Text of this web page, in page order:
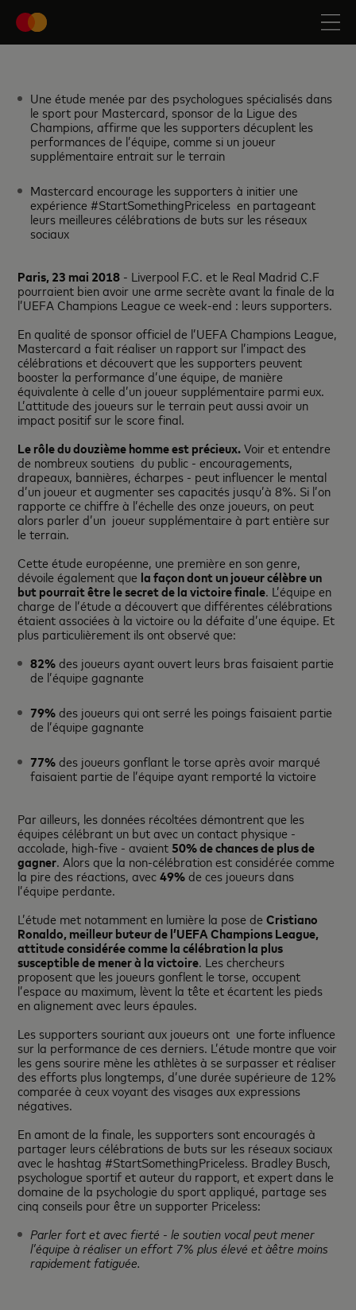
Une étude menée par des psychologues spécialisés dans
le sport pour Mastercard, sponsor de la Ligue des
Champions, affirme que les supporters décuplent les
performances de l’équipe, comme si un joueur
supplémentaire entrait sur le terrain
Mastercard encourage les supporters à initier une
expérience #StartSomethingPriceless en partageant
leurs meilleures célébrations de buts sur les réseaux
sociaux
Paris, 23 mai 2018 - Liverpool F.C. et le Real Madrid C.F
pourraient bien avoir une arme secrète avant la finale de la
l’UEFA Champions League ce week-end : leurs supporters.
En qualité de sponsor officiel de l’UEFA Champions League,
Mastercard a fait réaliser un rapport sur l’impact des
célébrations et découvert que les supporters peuvent
booster la performance d’une équipe, de manière
équivalente à celle d’un joueur supplémentaire parmi eux.
L’attitude des joueurs sur le terrain peut aussi avoir un
impact positif sur le score final.
Le rôle du douzième homme est précieux.Voir et entendre
de nombreux soutiens du public - encouragements,
drapeaux, bannières, écharpes - peut influencer le mental
d’un joueur et augmenter ses capacités jusqu’à 8%. Si l’on
rapporte ce chiffre à l’échelle des onze joueurs, on peut
alors parler d’un joueur supplémentaire à part entière sur
le terrain.
Cette étude européenne, une première en son genre,
dévoile également que la façon dont un joueur célèbre un
but pourrait être le secret de la victoire finale. L’équipe en
charge de l’étude a découvert que différentes célébrations
étaient associées à la victoire ou la défaite d’une équipe. Et
plus particulièrement ils ont observé que:
82%des joueurs ayant ouvert leurs bras faisaient partie
de l’équipe gagnante
79%des joueurs qui ont serré les poings faisaient partie
de l’équipe gagnante
77%des joueurs gonflant le torse après avoir marqué
faisaient partie de l’équipe ayant remporté la victoire
Par ailleurs, les données récoltées démontrent que les
équipes célébrant un but avec un contact physique -
accolade, high-five - avaient 50% de chances de plus de
gagner. Alors que la non-célébration est considérée comme
la pire des réactions, avec49%de ces joueurs dans
l’équipe perdante.
L’étude met notamment en lumière la pose deCristiano
Ronaldo, meilleur buteur de l’UEFA Champions League,
attitude considérée comme la célébration la plus
susceptible de mener à la victoire. Les chercheurs
proposent que les joueurs gonflent le torse, occupent
l’espace au maximum, lèvent la tête et écartent les pieds
en alignement avec leurs épaules.
Les supporters souriant aux joueurs ont une forte influence
sur la performance de ces derniers. L’étude montre que voir
les gens sourire mène les athlètes à se surpasser et réaliser
des efforts plus longtemps, d’une durée supérieure de 12%
comparée àceux voyant des visages aux expressions
négatives.
En amont de la finale, les supporters sont encouragés à
partager leurs célébrations de buts sur les réseaux sociaux
avec le hashtag #StartSomethingPriceless. Bradley Busch,
psychologue sportif et auteur du rapport, et expert dans le
domaine de la psychologie du sport appliqué, partage ses
cinq conseils pour être un supporter Priceless:
Parler fort et avec fierté - le soutien vocal peut mener
l’équipe à réaliser un effort 7% plus élevé et àêtre moins
rapidement fatiguée.